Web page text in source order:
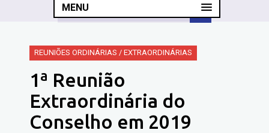
MENU
REUNIÕES ORDINÁRIAS / EXTRAORDINÁRIAS
1ª Reunião
Extraordinária do
Conselho em 2019